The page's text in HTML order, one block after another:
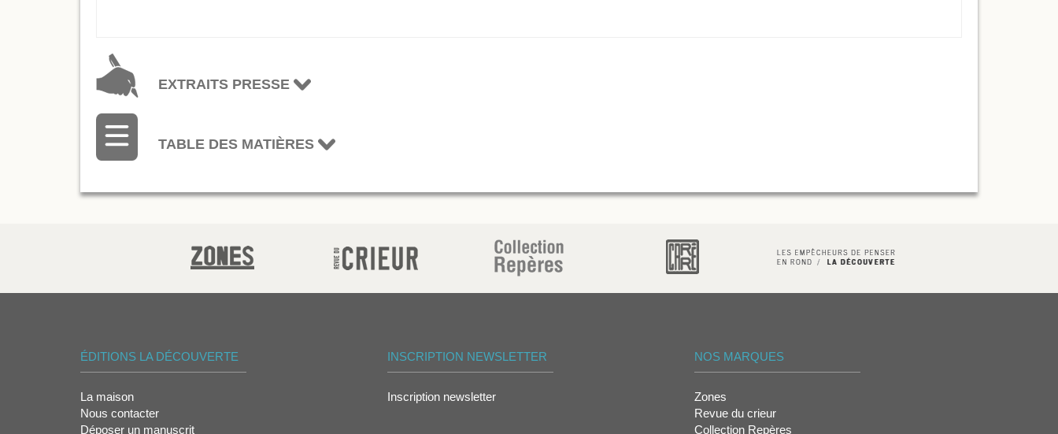
EXTRAITS PRESSE
TABLE DES MATIÈRES
ÉDITIONS LA DÉCOUVERTE
La maison
Nous contacter
Déposer un manuscrit
INSCRIPTION NEWSLETTER
Inscription newsletter
NOS MARQUES
Zones
Revue du crieur
Collection Repères